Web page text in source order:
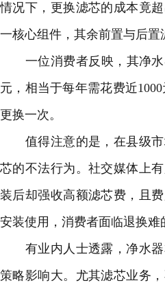
情况下，更换滤芯的成本竟
一核心组件，其余前置与后置
一位消费者反映，其净水
元，相当于每年需花费近
更换一次。
值得注意的是，在县级市
芯的不法行为。社交媒体上
装后却强收高额滤芯费，且
安装使用，消费者面临退换
有业内人士透露，净水器
策略影响大。尤其滤芯业务